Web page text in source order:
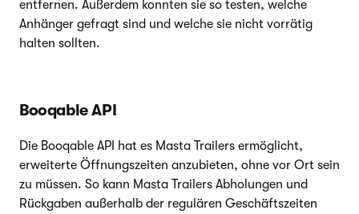
entfernen. Außerdem konnten sie so testen, welche
Anhänger gefragt sind und welche sie nicht vorrätig
halten sollten.
Booqable API
Die Booqable API hat es Masta Trailers ermöglicht,
erweiterte Öffnungszeiten anzubieten, ohne vor Ort sein
zu müssen. So kann Masta Trailers Abholungen und
Rückgaben außerhalb der regulären Geschäftszeiten